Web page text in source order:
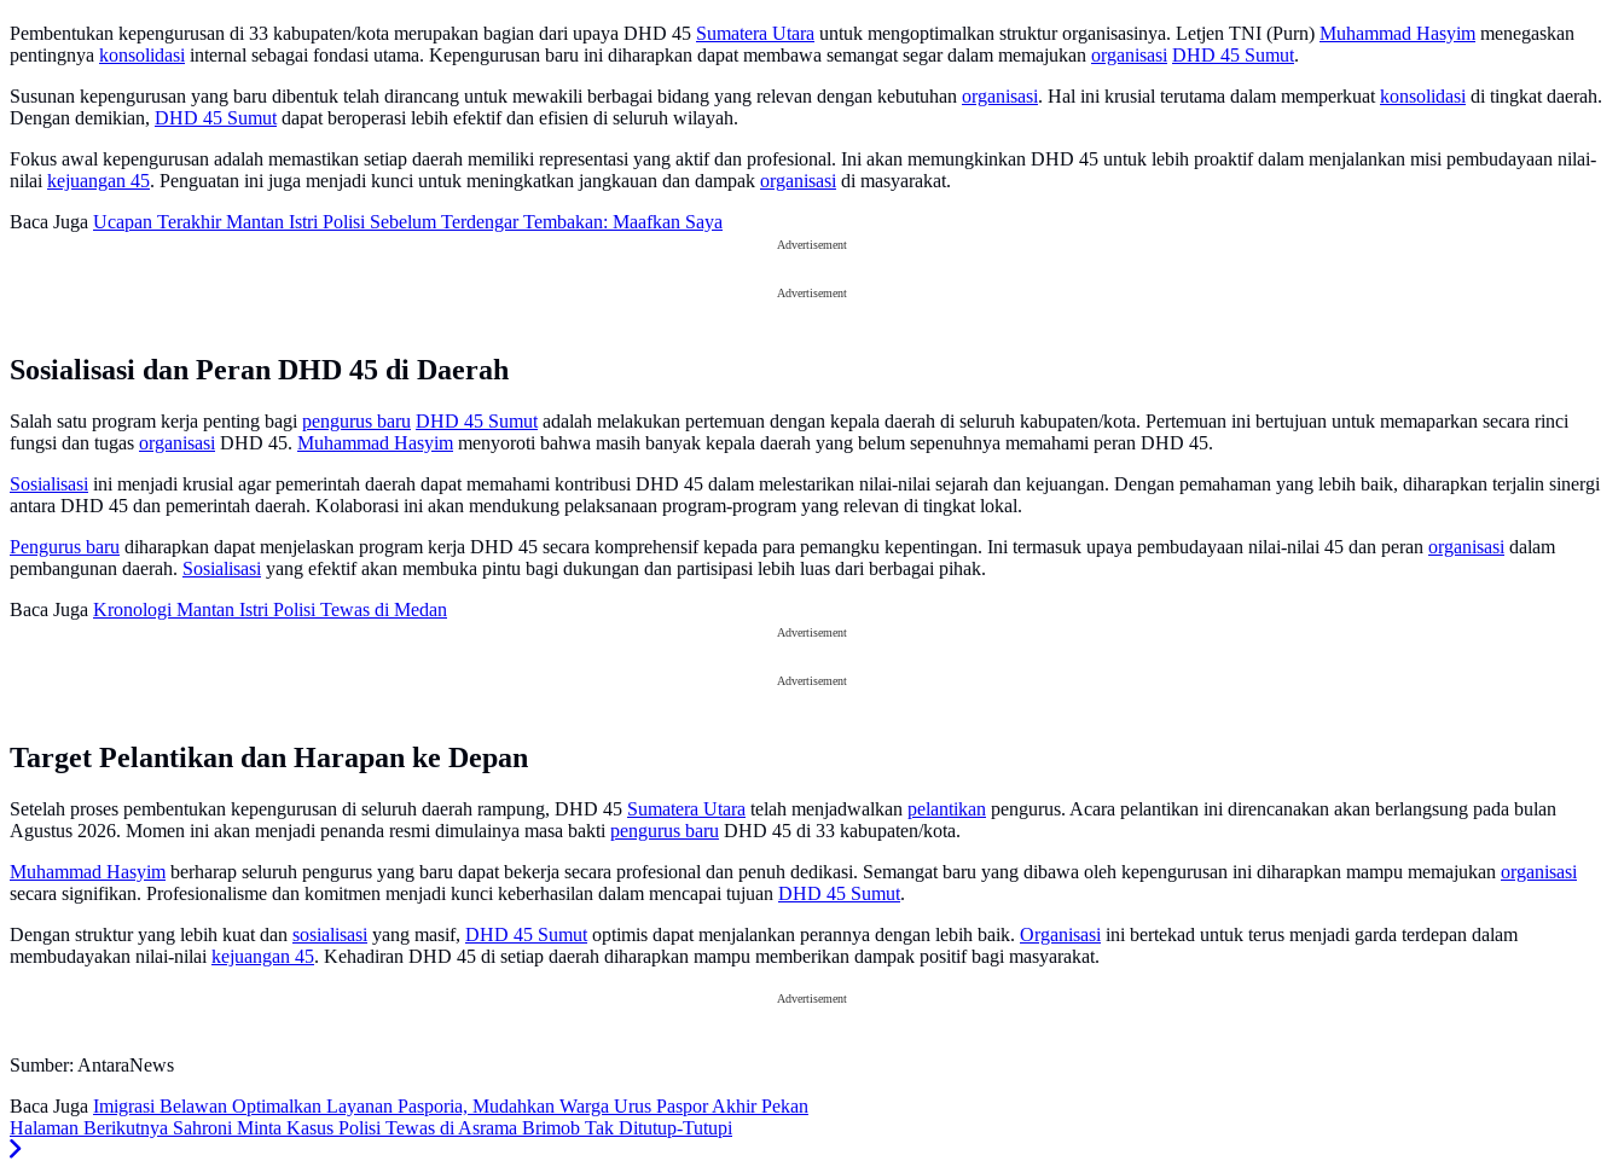
Pembentukan kepengurusan di 33 kabupaten/kota merupakan bagian dari upaya DHD 45 Sumatera Utara untuk mengoptimalkan struktur organisasinya. Letjen TNI (Purn) Muhammad Hasyim menegaskan
pentingnya konsolidasi internal sebagai fondasi utama. Kepengurusan baru ini diharapkan dapat membawa semangat segar dalam memajukan organisasi DHD 45 Sumut.
Susunan kepengurusan yang baru dibentuk telah dirancang untuk mewakili berbagai bidang yang relevan dengan kebutuhan organisasi. Hal ini krusial terutama dalam memperkuat konsolidasi di tingkat daerah.
Dengan demikian, DHD 45 Sumut dapat beroperasi lebih efektif dan efisien di seluruh wilayah.
Fokus awal kepengurusan adalah memastikan setiap daerah memiliki representasi yang aktif dan profesional. Ini akan memungkinkan DHD 45 untuk lebih proaktif dalam menjalankan misi pembudayaan nilai-
nilai kejuangan 45. Penguatan ini juga menjadi kunci untuk meningkatkan jangkauan dan dampak organisasi di masyarakat.
Baca Juga Ucapan Terakhir Mantan Istri Polisi Sebelum Terdengar Tembakan: Maafkan Saya
Advertisement
Advertisement
Sosialisasi dan Peran DHD 45 di Daerah
Salah satu program kerja penting bagi pengurus baru DHD 45 Sumut adalah melakukan pertemuan dengan kepala daerah di seluruh kabupaten/kota. Pertemuan ini bertujuan untuk memaparkan secara rinci
fungsi dan tugas organisasi DHD 45. Muhammad Hasyim menyoroti bahwa masih banyak kepala daerah yang belum sepenuhnya memahami peran DHD 45.
Sosialisasi ini menjadi krusial agar pemerintah daerah dapat memahami kontribusi DHD 45 dalam melestarikan nilai-nilai sejarah dan kejuangan. Dengan pemahaman yang lebih baik, diharapkan terjalin sinergi
antara DHD 45 dan pemerintah daerah. Kolaborasi ini akan mendukung pelaksanaan program-program yang relevan di tingkat lokal.
Pengurus baru diharapkan dapat menjelaskan program kerja DHD 45 secara komprehensif kepada para pemangku kepentingan. Ini termasuk upaya pembudayaan nilai-nilai 45 dan peran organisasi dalam
pembangunan daerah. Sosialisasi yang efektif akan membuka pintu bagi dukungan dan partisipasi lebih luas dari berbagai pihak.
Baca Juga Kronologi Mantan Istri Polisi Tewas di Medan
Advertisement
Advertisement
Target Pelantikan dan Harapan ke Depan
Setelah proses pembentukan kepengurusan di seluruh daerah rampung, DHD 45 Sumatera Utara telah menjadwalkan pelantikan pengurus. Acara pelantikan ini direncanakan akan berlangsung pada bulan
Agustus 2026. Momen ini akan menjadi penanda resmi dimulainya masa bakti pengurus baru DHD 45 di 33 kabupaten/kota.
Muhammad Hasyim berharap seluruh pengurus yang baru dapat bekerja secara profesional dan penuh dedikasi. Semangat baru yang dibawa oleh kepengurusan ini diharapkan mampu memajukan organisasi
secara signifikan. Profesionalisme dan komitmen menjadi kunci keberhasilan dalam mencapai tujuan DHD 45 Sumut.
Dengan struktur yang lebih kuat dan sosialisasi yang masif, DHD 45 Sumut optimis dapat menjalankan perannya dengan lebih baik. Organisasi ini bertekad untuk terus menjadi garda terdepan dalam
membudayakan nilai-nilai kejuangan 45. Kehadiran DHD 45 di setiap daerah diharapkan mampu memberikan dampak positif bagi masyarakat.
Advertisement
Sumber: AntaraNews
Baca Juga Imigrasi Belawan Optimalkan Layanan Pasporia, Mudahkan Warga Urus Paspor Akhir Pekan
Halaman Berikutnya Sahroni Minta Kasus Polisi Tewas di Asrama Brimob Tak Ditutup-Tutupi